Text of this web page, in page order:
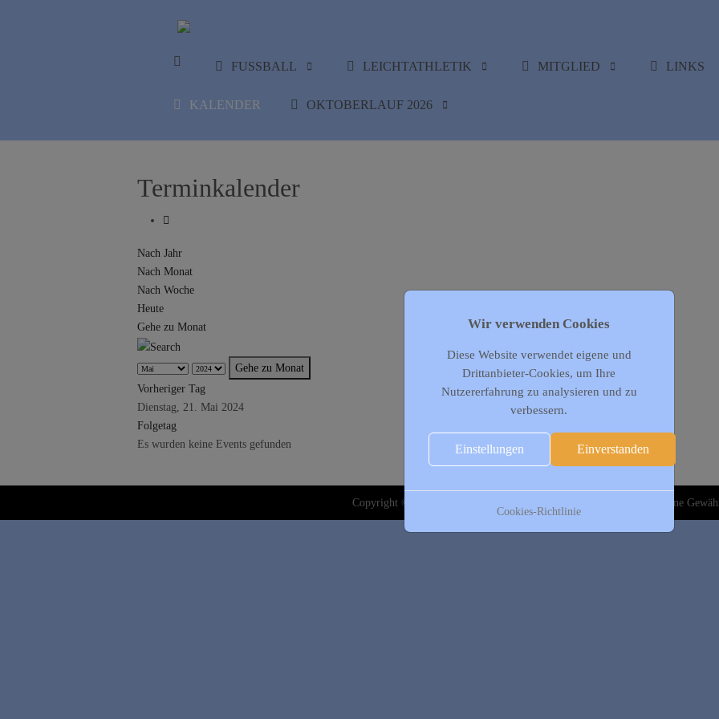
FUSSBALL LEICHTATHLETIK MITGLIED LINKS
KALENDER OKTOBERLAUF 2026
Terminkalender
Nach Jahr
Nach Monat
Nach Woche
Heute
Gehe zu Monat
Gehe zu Monat
Vorheriger Tag
Dienstag, 21. Mai 2024
Folgetag
Es wurden keine Events gefunden
Copyright © 2020-2026 DJK Gillrath 1911 e. V. Alle Angaben sind ohne
Wir verwenden Cookies
Diese Website verwendet eigene und
Drittanbieter-Cookies, um Ihre
Nutzererfahrung zu analysieren und zu
verbessern.
Einstellungen Einverstanden
Cookies-Richtlinie